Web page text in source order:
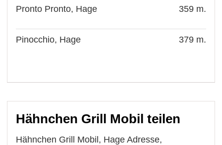
Pronto Pronto, Hage 359 m.
Pinocchio, Hage 379 m.
Hähnchen Grill Mobil teilen
Hähnchen Grill Mobil, Hage Adresse,